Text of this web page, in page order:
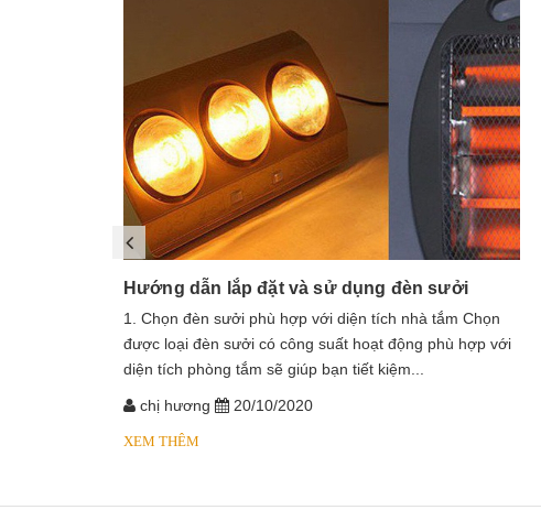
Hướng dẫn lắp đặt và sử dụng đèn sưởi
1. Chọn đèn sưởi phù hợp với diện tích nhà tắm Chọn
được loại đèn sưởi có công suất hoạt động phù hợp với
diện tích phòng tắm sẽ giúp bạn tiết kiệm...
chị hương 20/10/2020
XEM THÊM